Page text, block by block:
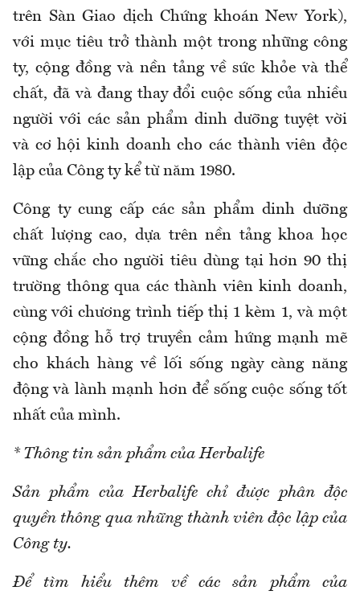
trên Sàn Giao dịch Chứng khoán New York),
với mục tiêu trở thành một trong những công
ty, cộng đồng và nền tảng về sức khỏe và thể
chất, đã và đang thay đổi cuộc sống của nhiều
người với các sản phẩm dinh dưỡng tuyệt vời
và cơ hội kinh doanh cho các thành viên độc
lập của Công ty kể từ năm 1980.
Công ty cung cấp các sản phẩm dinh dưỡng
chất lượng cao, dựa trên nền tảng khoa học
vững chắc cho người tiêu dùng tại hơn 90 thị
trường thông qua các thành viên kinh doanh,
cùng với chương trình tiếp thị 1 kèm 1, và một
cộng đồng hỗ trợ truyền cảm hứng mạnh mẽ
cho khách hàng về lối sống ngày càng năng
động và lành mạnh hơn để sống cuộc sống tốt
nhất của mình.
* Thông tin sản phẩm của Herbalife
Sản phẩm của Herbalife chỉ được phân độc
quyền thông qua những thành viên độc lập của
Công ty.
Để tìm hiểu thêm về các sản phẩm của